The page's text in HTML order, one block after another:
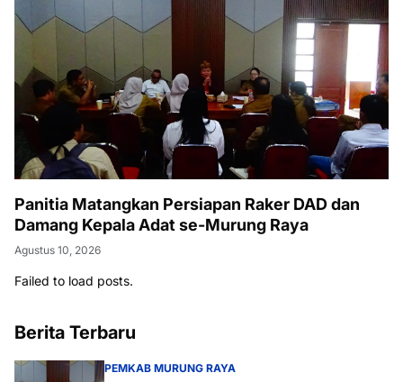
Panitia Matangkan Persiapan Raker DAD dan
Damang Kepala Adat se-Murung Raya
Agustus 10, 2026
Failed to load posts.
Berita Terbaru
PEMKAB MURUNG RAYA